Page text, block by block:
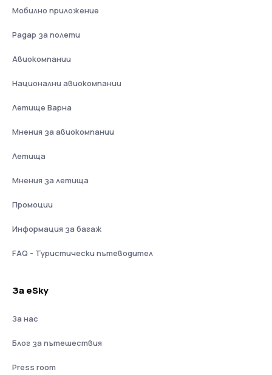
Мобилно приложение
Радар за полети
Авиокомпании
Национални авиокомпании
Летище Варна
Мнения за авиокомпании
Летища
Мнения за летища
Промоции
Информация за багаж
FAQ - Туристически пътеводител
За eSky
За нас
Блог за пътешествия
Press room